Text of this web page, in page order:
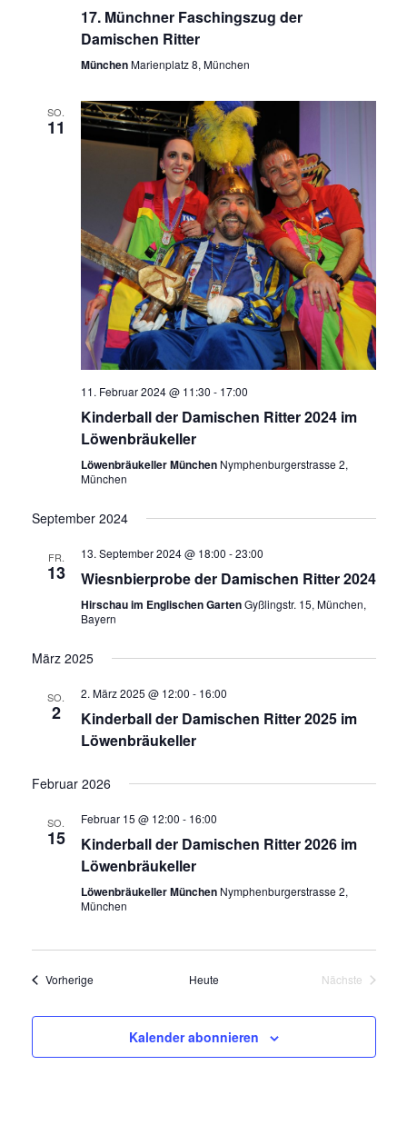
17. Münchner Faschingszug der
Damischen Ritter
MünchenMarienplatz 8, München
SO.
11
11. Februar 2024 @ 11:30 - 17:00
Kinderball der Damischen Ritter 2024 im
Löwenbräukeller
Löwenbräukeller München Nymphenburgerstrasse 2,
München
September 2024
FR.
13
13. September 2024 @ 18:00 -23:00
Wiesnbierprobe der Damischen Ritter 2024
Hirschau im Englischen GartenGyßlingstr. 15, München,
Bayern
März 2025
SO.
2
2. März 2025 @ 12:00 - 16:00
Kinderball der Damischen Ritter 2025 im
Löwenbräukeller
Februar 2026
SO.
15
Februar 15 @ 12:00 - 16:00
Kinderball der Damischen Ritter 2026 im
Löwenbräukeller
Löwenbräukeller München Nymphenburgerstrasse 2,
München
VorherigeVeranstaltungen Heute
Nächste
Kalender abonnieren